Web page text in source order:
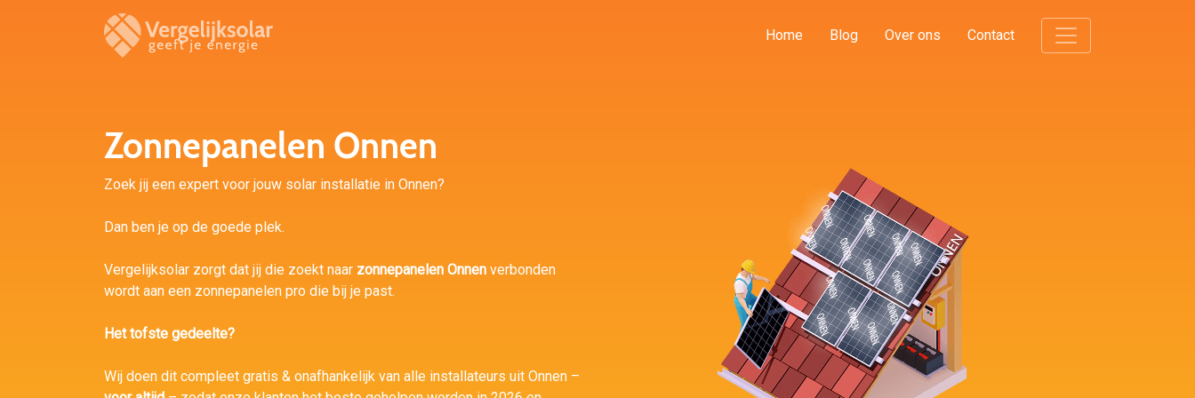
Home Blog Over ons Contact
Zonnepanelen Onnen
Zoek jij een expert voor jouw solar installatie in Onnen?
Dan ben je op de goede plek.
Vergelijksolar zorgt dat jij die zoekt naar zonnepanelen Onnen verbonden
wordt aan een zonnepanelen pro die bij je past.
Het tofste gedeelte?
Wij doen dit compleet gratis & onafhankelijk van alle installateurs uit Onnen –